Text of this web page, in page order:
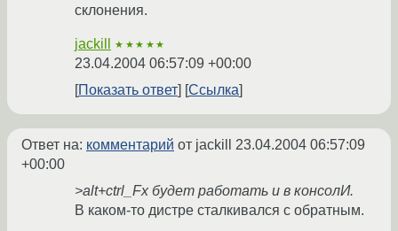
склонения.
jackill ★★★★★
23.04.2004 06:57:09 +00:00
Показать ответ
Ссылка
Ответ на: комментарий от jackill 23.04.2004 06:57:09
+00:00
>alt+ctrl_Fx будет работать и в консолИ.
В каком-то дистре сталкивался с обратным.